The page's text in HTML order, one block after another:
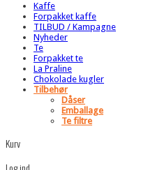
Kaffe
Forpakket kaffe
TILBUD / Kampagne
Nyheder
Te
Forpakket te
La Praline
Chokolade kugler
Tilbehør
Dåser
Emballage
Te filtre
Kurv